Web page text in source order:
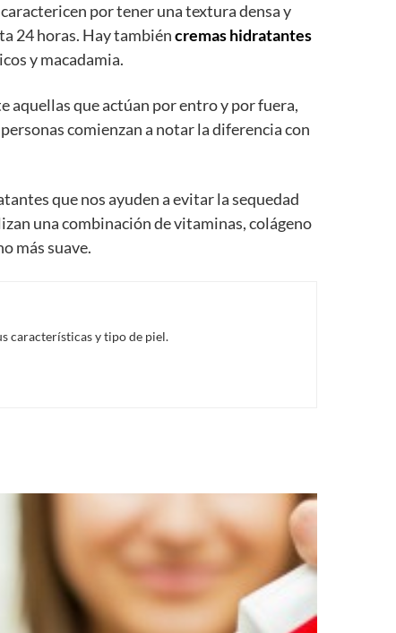
caractericen por tener una textura densa y
24 horas. Hay tambiéncremas hidratantes
y macadamia.
que actúan por entro y por fuera,
comienzan a notar la diferencia con
que nos ayuden a evitar la sequedad
una combinación de vitaminas, colágeno
más suave.
características y tipo de piel.